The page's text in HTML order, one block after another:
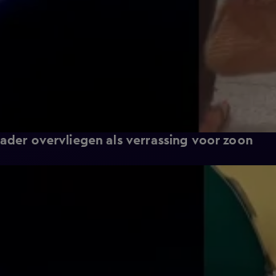
overvliegen als verrassing voor zoon